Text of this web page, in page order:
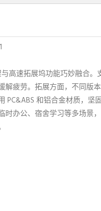
高速拓展坞功能巧妙融合。
解疲劳。拓展方面，不同版
PC&ABS 和铝合金材质，坚
时办公、宿舍学习等多场景